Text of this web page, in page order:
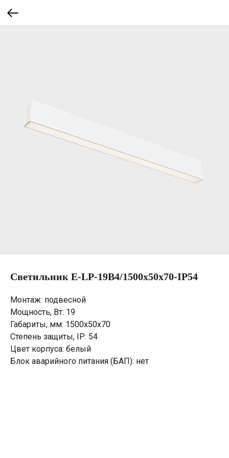
Светильник E-LP-19B4/1500х50х70-IP54
Монтаж: подвесной
Мощность, Вт: 19
Габариты, мм: 1500х50х70
Степень защиты, IP: 54
Цвет корпуса: белый
Блок аварийного питания (БАП): нет